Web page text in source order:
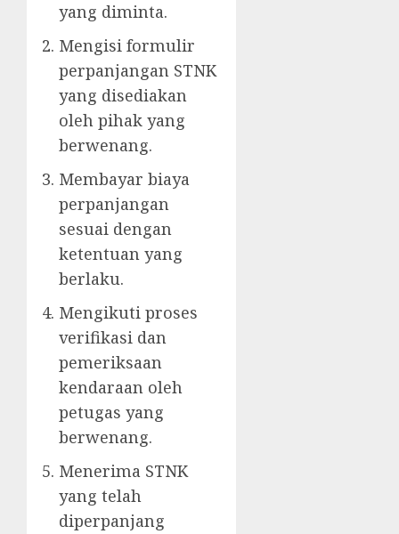
yang diminta.
Mengisi formulir
perpanjangan STNK
yang disediakan
oleh pihak yang
berwenang.
Membayar biaya
perpanjangan
sesuai dengan
ketentuan yang
berlaku.
Mengikuti proses
verifikasi dan
pemeriksaan
kendaraan oleh
petugas yang
berwenang.
Menerima STNK
yang telah
diperpanjang